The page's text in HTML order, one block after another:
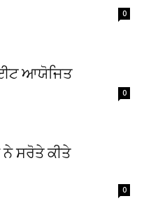
0
ਆਯੋਜਿਤ
0
ਨੇ ਸਰੋਤੇ ਕੀਤੇ
0